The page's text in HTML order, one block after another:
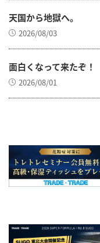
天国から地獄へ。
2026/08/03
面白くなって来たぞ！
2026/08/01